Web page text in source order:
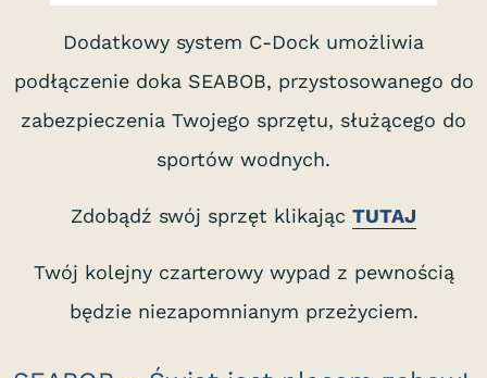
Dodatkowy system C-Dock umożliwia
podłączenie doka SEABOB, przystosowanego do
zabezpieczenia Twojego sprzętu, służącego do
sportów wodnych.
Zdobądź swój sprzęt klikając TUTAJ
Twój kolejny czarterowy wypad z pewnością
będzie niezapomnianym przeżyciem.